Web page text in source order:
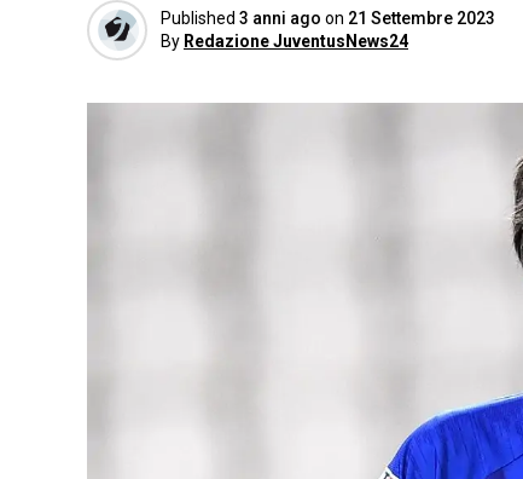
Published 3 anni ago on 21 Settembre 2023
By Redazione JuventusNews24